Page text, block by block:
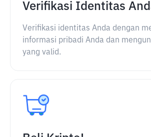
Verifikasi Identitas
Verifikasi identitas Anda dengan
informasi pribadi Anda dan
yang valid.